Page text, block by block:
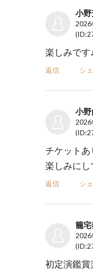
小
2026
楽しみです
返信 シ
小
2026
チケットあ
楽しみに
返信 シ
籠
2026
初定演鑑賞